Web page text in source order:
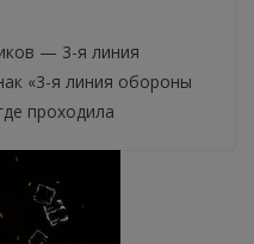
— 3-я линия
«3-я линия обороны
проходила